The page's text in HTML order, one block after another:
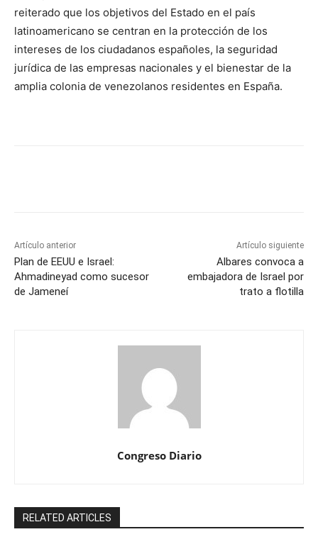
reiterado que los objetivos del Estado en el país
latinoamericano se centran en la protección de los
intereses de los ciudadanos españoles, la seguridad
jurídica de las empresas nacionales y el bienestar de la
amplia colonia de venezolanos residentes en España.
Artículo anterior
Plan de EEUU e Israel:
Ahmadineyad como sucesor
de Jameneí
Artículo siguiente
Albares convoca a
embajadora de Israel por
trato a flotilla
Congreso Diario
RELATED ARTICLES